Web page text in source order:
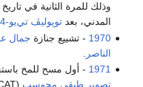
وذلك للمرة الثانية في
المدني، بعدتوپوليڤ تي‌يو-144
1970 - تشييع جنازة جمال
الناصر
1971 - أول مسح للمخ
تصوير طبقي محوسب